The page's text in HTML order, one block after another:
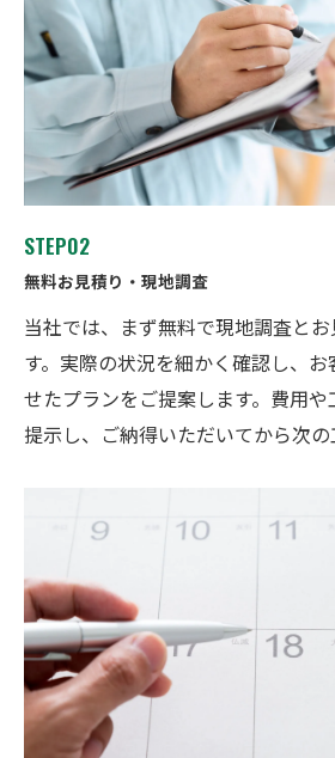
STEP02
無料お見積り・現地調査
当社では、まず無料で現地調査と
す。実際の状況を細かく確認し、
せたプランをご提案します。費用
提示し、ご納得いただいてから次の